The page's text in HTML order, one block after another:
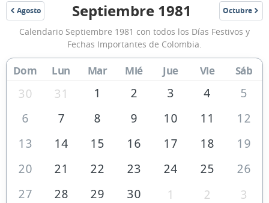
Agosto
1981
Calendario
Septiembre
1981
de
Colombia
Septiembre 1981 Octubre
1981
Calendario Septiembre 1981 con todos los Días Festivos y
Fechas Importantes de Colombia.
Dom Lun Mar Mié Jue Vie Sáb
30 31 1 2 3 4
5
6
7 8 9 10 11
12
13
14 15 16 17 18
19
20
21 22 23 24 25
26
27
28 29 30 1 2 3